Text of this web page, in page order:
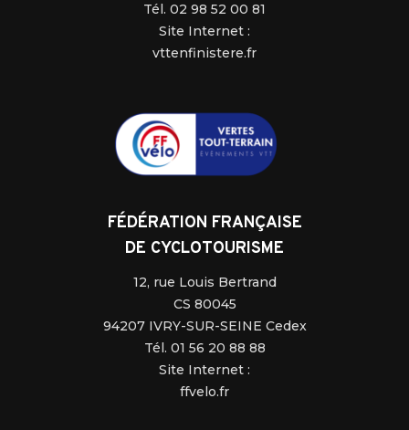
Tél. 02 98 52 00 81
Site Internet :
vttenfinistere.fr
FÉDÉRATION FRANÇAISE
DE CYCLOTOURISME
12, rue Louis Bertrand
CS 80045
94207 IVRY-SUR-SEINE Cedex
Tél. 01 56 20 88 88
Site Internet :
ffvelo.fr